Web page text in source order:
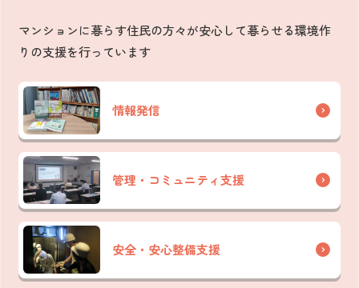
マンションに暮らす住民の方々が安心して暮らせる環境作
りの支援を行っています
情報発信
管理・コミュニティ支援
安全・安心整備支援